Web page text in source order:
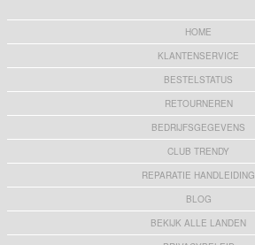
HOME
KLANTENSERVICE
BESTELSTATUS
RETOURNEREN
BEDRIJFSGEGEVENS
CLUB TRENDY
REPARATIE HANDLEIDING
BLOG
BEKIJK ALLE LANDEN